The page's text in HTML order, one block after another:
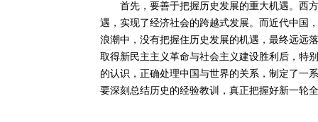
首先，要善于把握历史发展的重大机遇。西方
遇，实现了经济社会的跨越式发展。而近代中国
浪潮中，没有把握住历史发展的机遇，最终远远
取得新民主主义革命与社会主义建设胜利后，特
的认识，正确处理中国与世界的关系，制定了一
要深刻总结历史的经验教训，真正把握好新一轮